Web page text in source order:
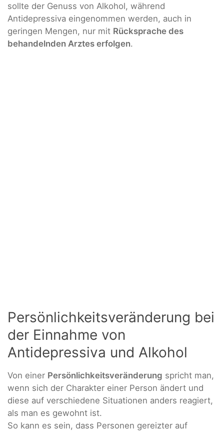
sollte der Genuss von Alkohol, während
Antidepressiva eingenommen werden, auch in
geringen Mengen, nur mit Rücksprache des
behandelnden Arztes erfolgen.
Persönlichkeitsveränderung bei
der Einnahme von
Antidepressiva und Alkohol
Von einer Persönlichkeitsveränderung spricht man,
wenn sich der Charakter einer Person ändert und
diese auf verschiedene Situationen anders reagiert,
als man es gewohnt ist.
So kann es sein, dass Personen gereizter auf